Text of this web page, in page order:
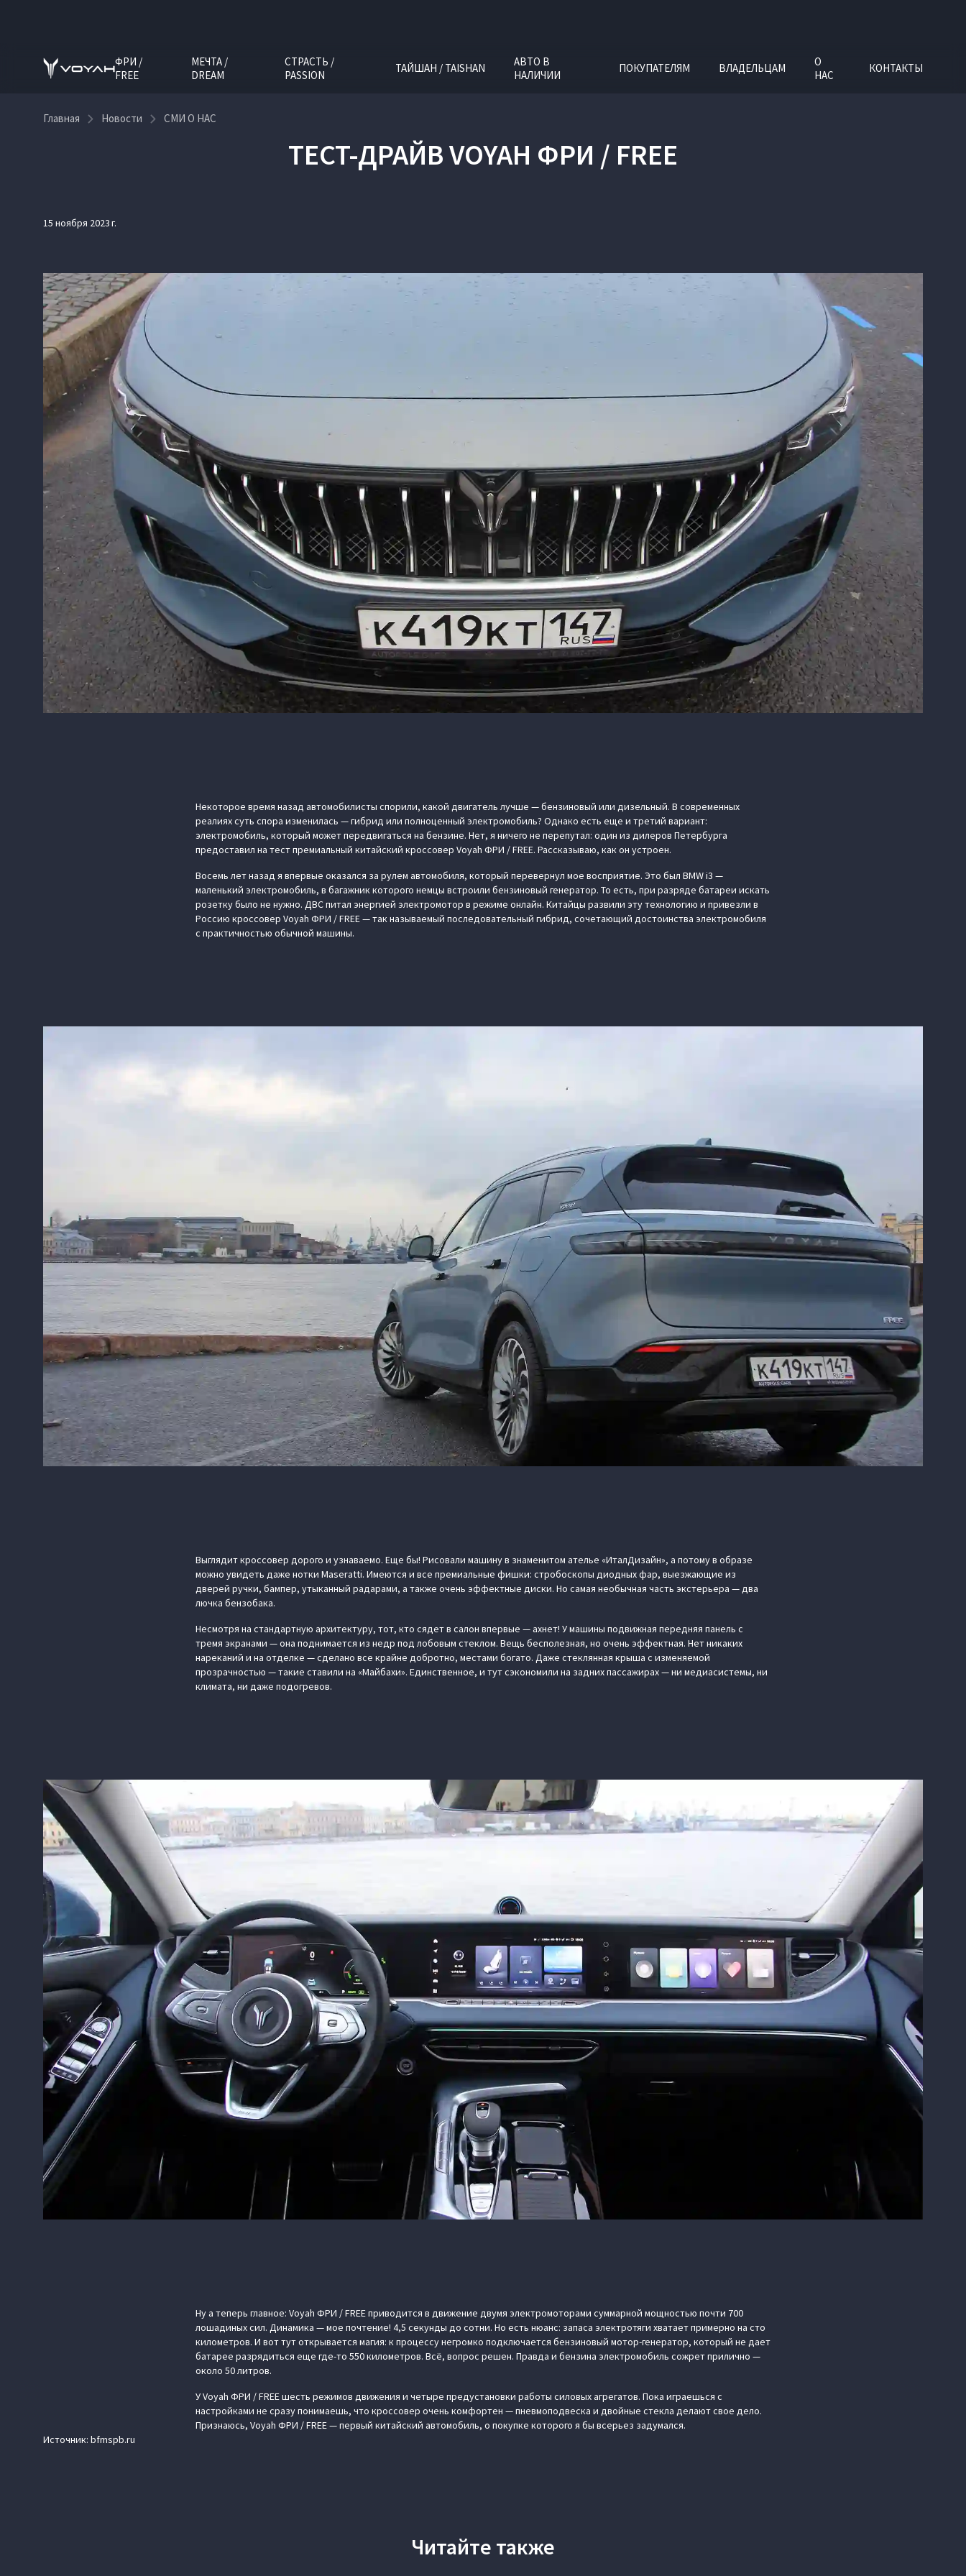
ФРИ /
FREE
МЕЧТА /
DREAM
СТРАСТЬ /
PASSION
ТАЙШАН / TAISHAN
АВТО В
НАЛИЧИИ
ПОКУПАТЕЛЯМ ВЛАДЕЛЬЦАМ
О
НАС
КОНТАКТЫ
Главная Новости СМИ О НАС
ТЕСТ-ДРАЙВ VOYAH ФРИ / FREE
15 ноября 2023 г.
Некоторое время назад автомобилисты спорили, какой двигатель лучше — бензиновый или дизельный. В современных
реалиях суть спора изменилась — гибрид или полноценный электромобиль? Однако есть еще и третий вариант:
электромобиль, который может передвигаться на бензине. Нет, я ничего не перепутал: один из дилеров Петербурга
предоставил на тест премиальный китайский кроссовер Voyah ФРИ / FREE. Рассказываю, как он устроен.
Восемь лет назад я впервые оказался за рулем автомобиля, который перевернул мое восприятие. Это был BMW i3 —
маленький электромобиль, в багажник которого немцы встроили бензиновый генератор. То есть, при разряде батареи искать
розетку было не нужно. ДВС питал энергией электромотор в режиме онлайн. Китайцы развили эту технологию и привезли в
Россию кроссовер Voyah ФРИ / FREE — так называемый последовательный гибрид, сочетающий достоинства электромобиля
с практичностью обычной машины.
Выглядит кроссовер дорого и узнаваемо. Еще бы! Рисовали машину в знаменитом ателье «ИталДизайн», а потому в образе
можно увидеть даже нотки Maseratti. Имеются и все премиальные фишки: стробоскопы диодных фар, выезжающие из
дверей ручки, бампер, утыканный радарами, а также очень эффектные диски. Но самая необычная часть экстерьера — два
лючка бензобака.
Несмотря на стандартную архитектуру, тот, кто сядет в салон впервые — ахнет! У машины подвижная передняя панель с
тремя экранами — она поднимается из недр под лобовым стеклом. Вещь бесполезная, но очень эффектная. Нет никаких
нареканий и на отделке — сделано все крайне добротно, местами богато. Даже стеклянная крыша с изменяемой
прозрачностью — такие ставили на «Майбахи». Единственное, и тут сэкономили на задних пассажирах — ни медиасистемы, ни
климата, ни даже подогревов.
Ну а теперь главное: Voyah ФРИ / FREE приводится в движение двумя электромоторами суммарной мощностью почти 700
лошадиных сил. Динамика — мое почтение! 4,5 секунды до сотни. Но есть нюанс: запаса электротяги хватает примерно на сто
километров. И вот тут открывается магия: к процессу негромко подключается бензиновый мотор-генератор, который не дает
батарее разрядиться еще где-то 550 километров. Всё, вопрос решен. Правда и бензина электромобиль сожрет прилично —
около 50 литров.
У Voyah ФРИ / FREE шесть режимов движения и четыре предустановки работы силовых агрегатов. Пока играешься с
настройками не сразу понимаешь, что кроссовер очень комфортен — пневмоподвеска и двойные стекла делают свое дело.
Признаюсь, Voyah ФРИ / FREE — первый китайский автомобиль, о покупке которого я бы всерьез задумался.
Источник: bfmspb.ru
Читайте также